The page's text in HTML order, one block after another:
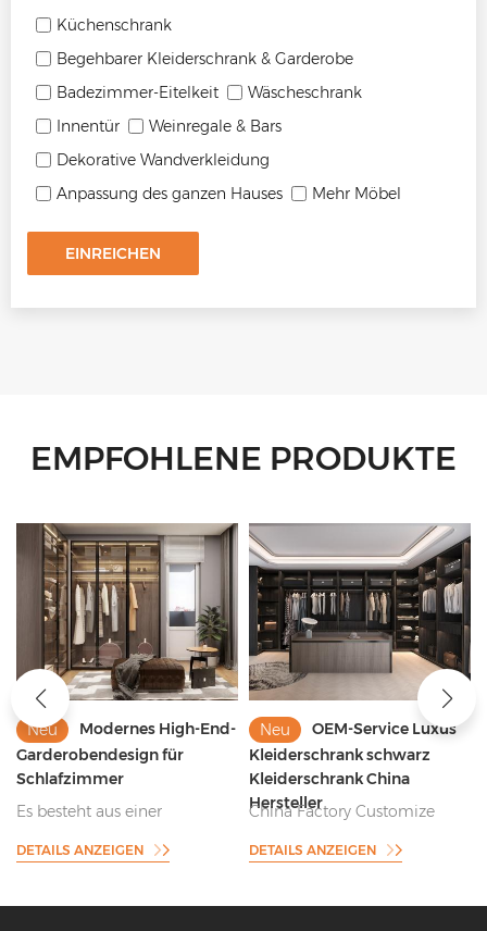
Küchenschrank
Begehbarer Kleiderschrank & Garderobe
Badezimmer-Eitelkeit
Wäscheschrank
Innentür
Weinregale & Bars
Dekorative Wandverkleidung
Anpassung des ganzen Hauses
Mehr Möbel
EINREICHEN
EMPFOHLENE PRODUKTE
Neu
Modernes High-End-
Garderobendesign für
Schlafzimmer
Es besteht aus einer
Glastürverkleidung und
eingebauten LED-
DETAILS ANZEIGEN
Neu
OEM-Service Luxus
Kleiderschrank schwarz
Kleiderschrank China
Hersteller
China Factory Customize
Kleiderschrank für
begehbaren Kleiderschrank
DETAILS ANZEIGEN